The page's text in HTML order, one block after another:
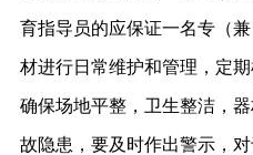
育指导员的应保证一名专（
材进行日常维护和管理，定
确保场地平整，卫生整洁，
故隐患，要及时作出警示，